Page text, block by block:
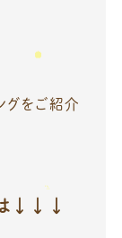
グをご紹介
は↓↓↓